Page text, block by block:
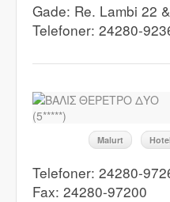
Gade: Re. Lambi 22
Telefoner: 24280-
Malurt
Telefoner: 24280-
Fax: 24280-97200